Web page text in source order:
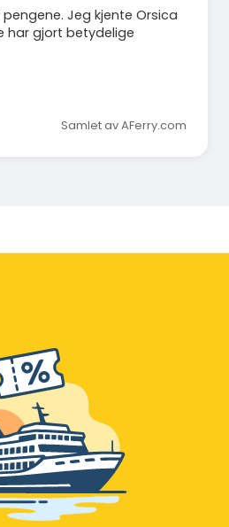
Jeg kjente Orsica
har gjort betydelige
Samlet av AFerry.com